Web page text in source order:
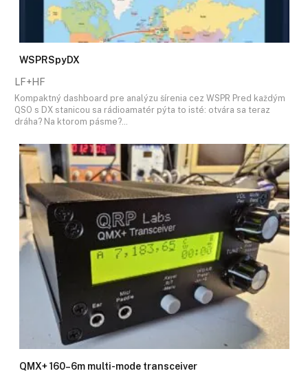
WSPRSpyDX
LF+HF
Kompaktný dashboard pre analýzu šírenia cez WSPR Pred každým
QSO s DX stanicou sa rádioamatér pýta to isté: otvára sa teraz
dráha? Na ktorom pásme?…
QMX+ 160–6m multi-mode transceiver